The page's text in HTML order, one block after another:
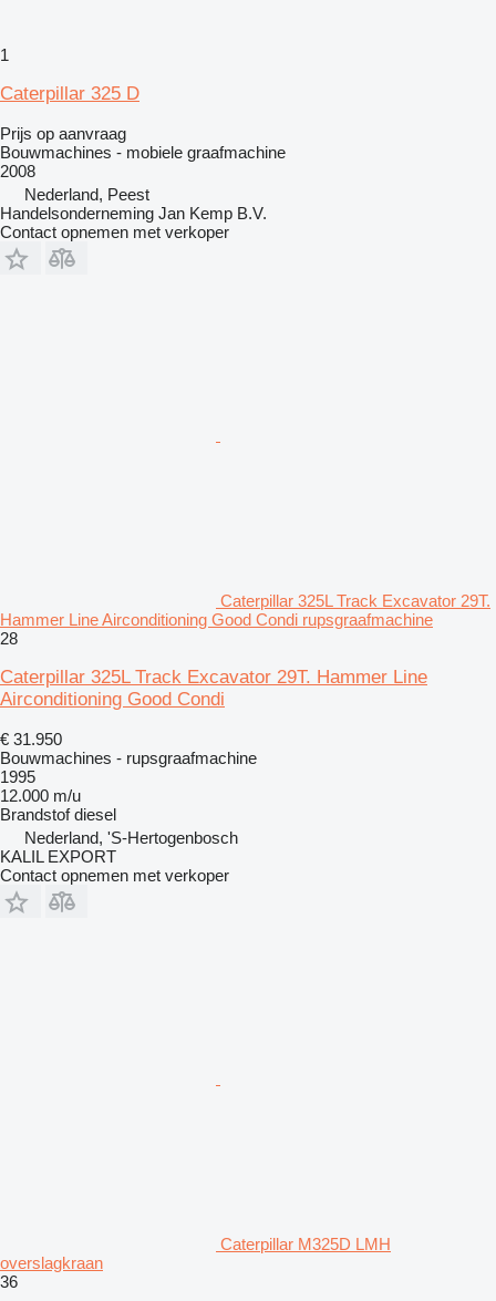
1
Caterpillar 325 D
Prijs op aanvraag
Bouwmachines - mobiele graafmachine
2008
Nederland, Peest
Handelsonderneming Jan Kemp B.V.
Contact opnemen met verkoper
Caterpillar 325L Track Excavator 29T.
Hammer Line Airconditioning Good Condi rupsgraafmachine
28
Caterpillar 325L Track Excavator 29T. Hammer Line
Airconditioning Good Condi
€ 31.950
Bouwmachines - rupsgraafmachine
1995
12.000 m/u
Brandstof diesel
Nederland, 'S-Hertogenbosch
KALIL EXPORT
Contact opnemen met verkoper
Caterpillar M325D LMH
overslagkraan
36